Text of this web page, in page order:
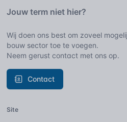
Jouw term niet hier?
Wij doen ons best om zoveel
bouw sector toe te voegen.
Neem gerust contact met ons op.
Contact
Site